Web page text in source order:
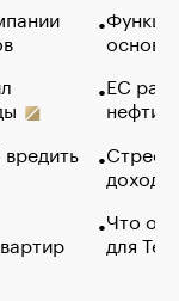
основ
ЕС
нефти
Что
для